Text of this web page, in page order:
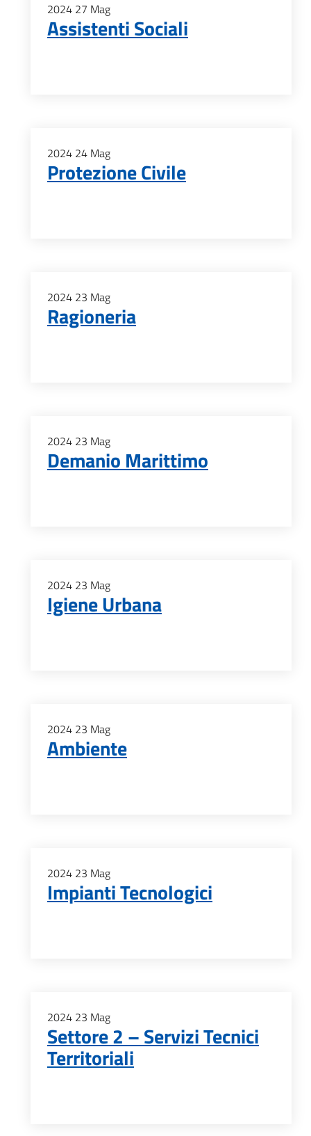
2024 27 Mag
Assistenti Sociali
2024 24 Mag
Protezione Civile
2024 23 Mag
Ragioneria
2024 23 Mag
Demanio Marittimo
2024 23 Mag
Igiene Urbana
2024 23 Mag
Ambiente
2024 23 Mag
Impianti Tecnologici
2024 23 Mag
Settore 2 – Servizi Tecnici
Territoriali